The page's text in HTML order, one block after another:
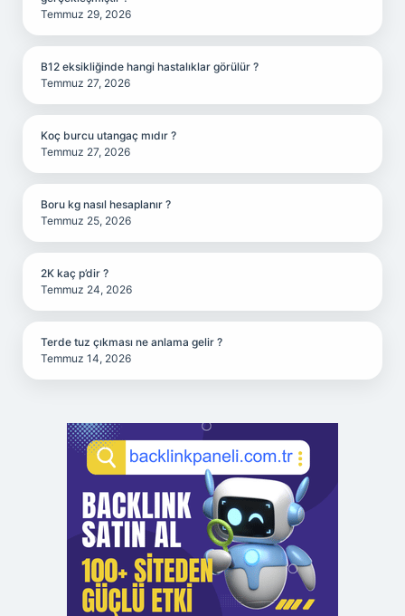
Temmuz 29, 2026
B12 eksikliğinde hangi hastalıklar görülür ?
Temmuz 27, 2026
Koç burcu utangaç mıdır ?
Temmuz 27, 2026
Boru kg nasıl hesaplanır ?
Temmuz 25, 2026
2K kaç p’dir ?
Temmuz 24, 2026
Terde tuz çıkması ne anlama gelir ?
Temmuz 14, 2026